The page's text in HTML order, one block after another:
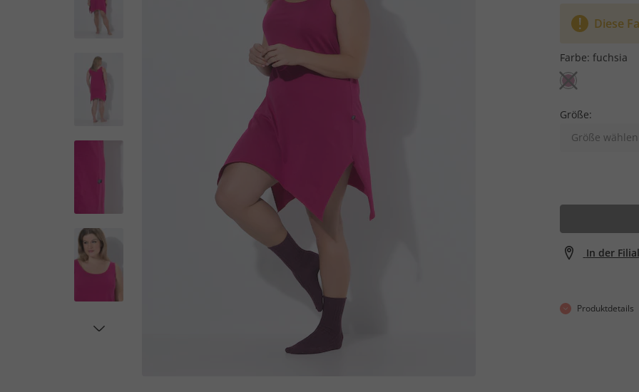
Diese
Farbe: fuchsia
Größe:
Größe wählen
In der
Produktdetails